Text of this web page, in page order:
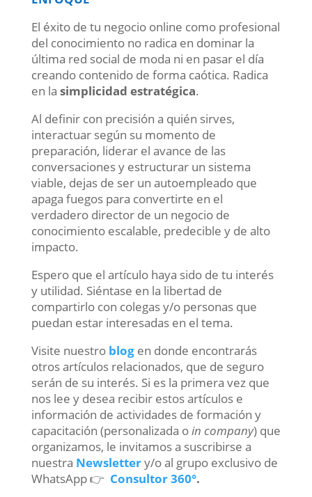
El éxito de tu negocio online como profesional
del conocimiento no radica en dominar la
última red social de moda ni en pasar el día
creando contenido de forma caótica. Radica
en la simplicidad estratégica.
Al definir con precisión a quién sirves,
interactuar según su momento de
preparación, liderar el avance de las
conversaciones y estructurar un sistema
viable, dejas de ser un autoempleado que
apaga fuegos para convertirte en el
verdadero director de un negocio de
conocimiento escalable, predecible y de alto
impacto.
Espero que el artículo haya sido de tu interés
y utilidad. Siéntase en la libertad de
compartirlo con colegas y/o personas que
puedan estar interesadas en el tema.
Visite nuestro blogen donde encontrarás
otros artículos relacionados, que de seguro
serán de su interés. Si es la primera vez que
nos lee y desea recibir estos artículos e
información de actividades de formación y
capacitación (personalizada oin company) que
organizamos, le invitamos a suscribirse a
nuestra Newslettery/o al grupo exclusivo de
WhatsApp 👉 Consultor 360°.